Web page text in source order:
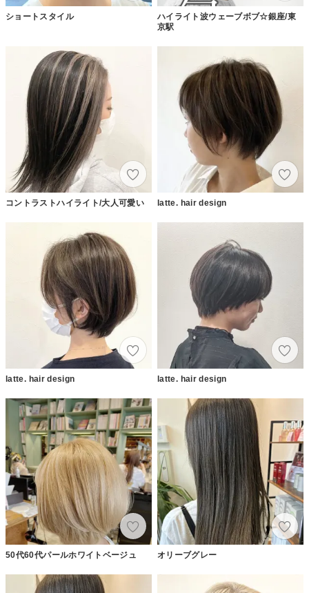
ショートスタイル
ハイライト波ウェーブボブ☆銀座/東
京駅
コントラストハイライト/大人可愛い latte. hair design
latte. hair design latte. hair design
50代60代パールホワイトベージュ オリーブグレー